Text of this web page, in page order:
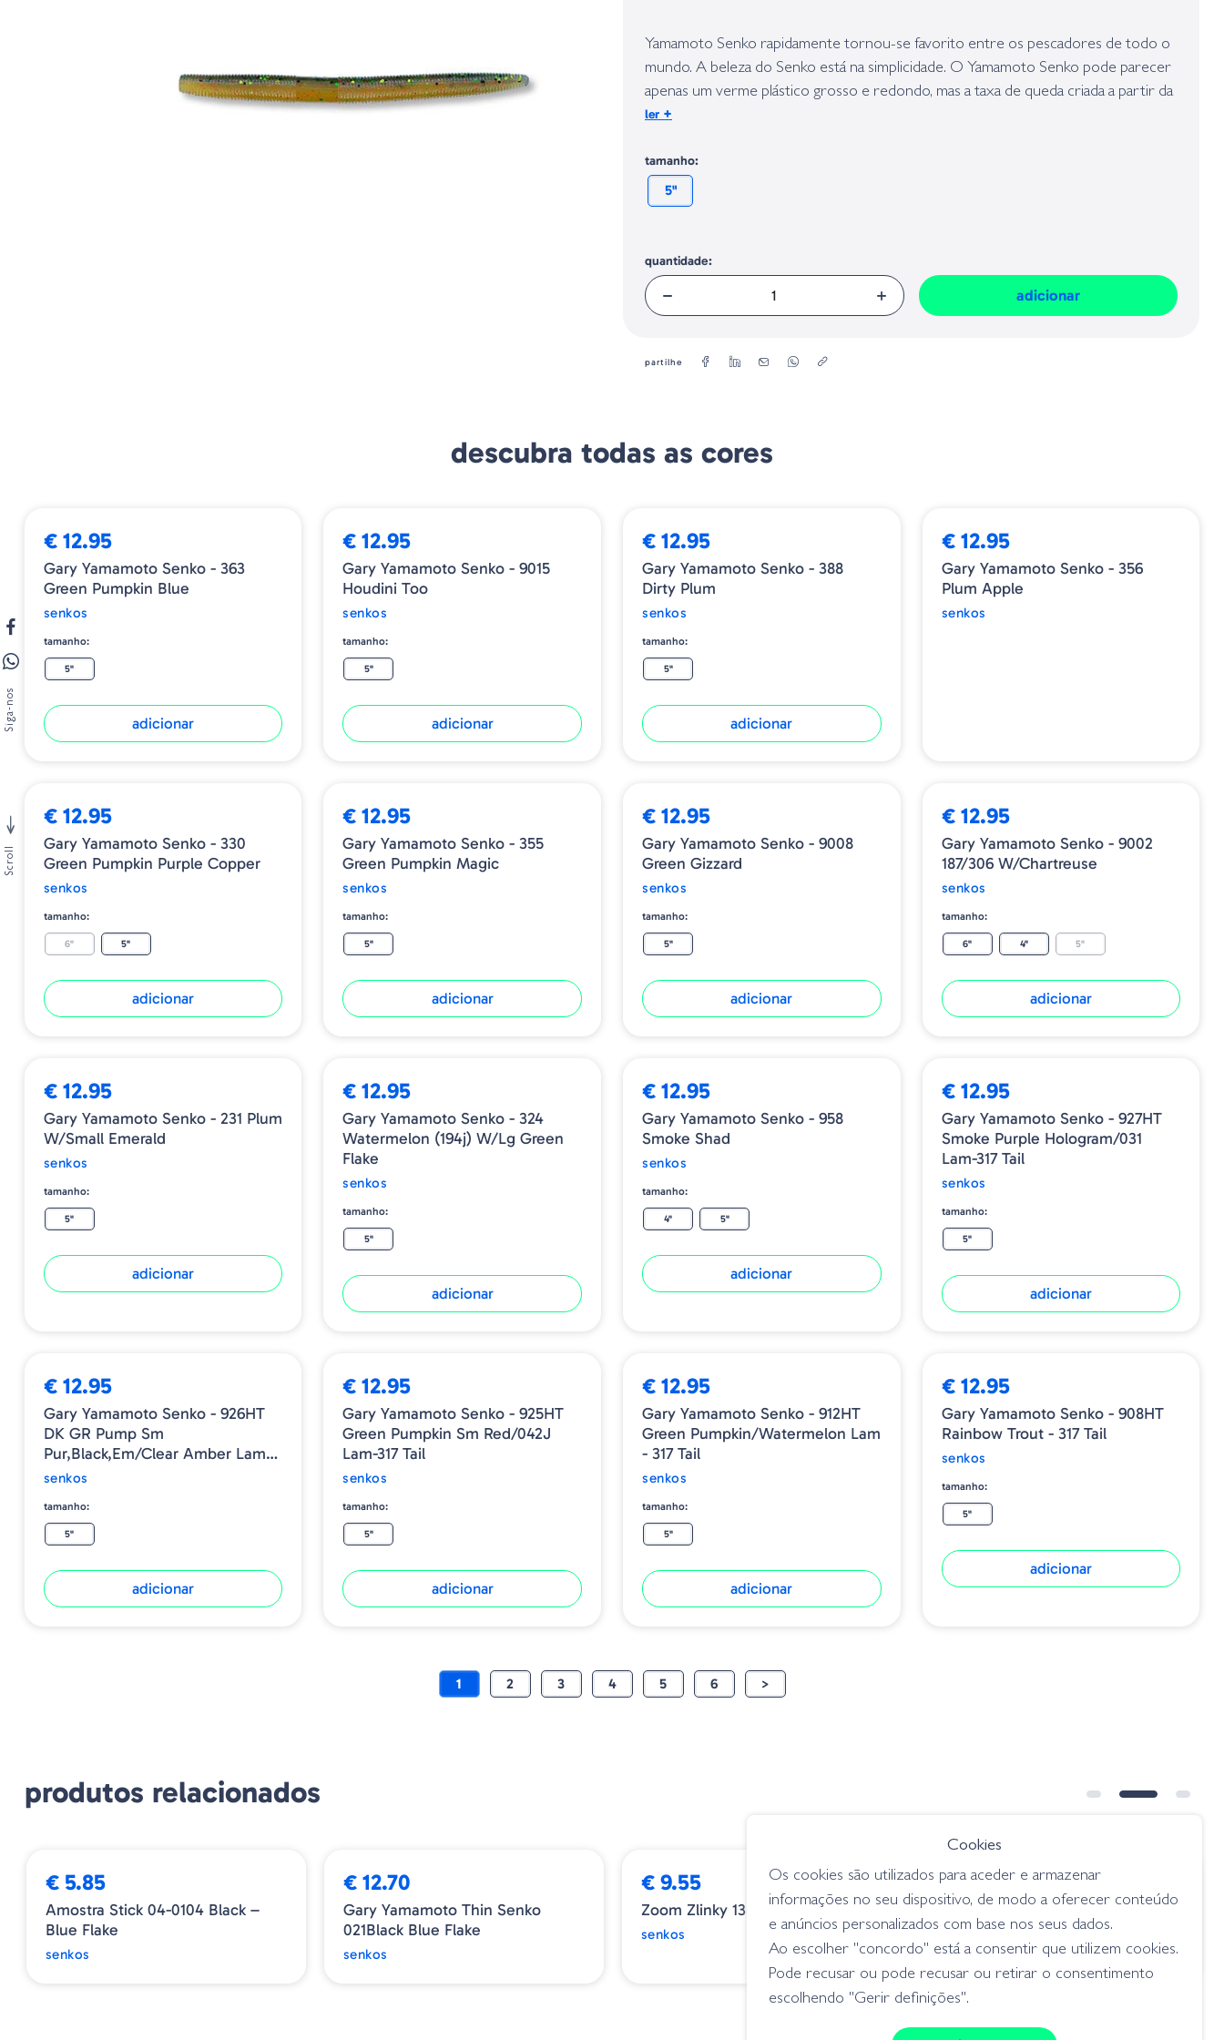
Yamamoto Senko rapidamente tornou-se favorito entre os pescadores de todo o
mundo. A beleza do Senko está na simplicidade. O Yamamoto Senko pode parecer
apenas um verme plástico grosso e redondo, mas a taxa de queda criada a partir da
grande quantidade de sal impregnado no corpo deixa os peixes loucos.
ler +
tamanho:
5"
quantidade:
adicionar
partilhe
descubra todas as cores
€ 12.95
Gary Yamamoto Senko - 363
Green Pumpkin Blue
senkos
tamanho:
5"
adicionar
€ 12.95
Gary Yamamoto Senko - 9015
Houdini Too
senkos
tamanho:
5"
adicionar
€ 12.95
Gary Yamamoto Senko - 388
Dirty Plum
senkos
tamanho:
5"
adicionar
€ 12.95
Gary Yamamoto Senko - 356
Plum Apple
senkos
€ 12.95
Gary Yamamoto Senko - 330
Green Pumpkin Purple Copper
senkos
tamanho:
6" 5"
adicionar
€ 12.95
Gary Yamamoto Senko - 355
Green Pumpkin Magic
senkos
tamanho:
5"
adicionar
€ 12.95
Gary Yamamoto Senko - 9008
Green Gizzard
senkos
tamanho:
5"
adicionar
€ 12.95
Gary Yamamoto Senko - 9002
187/306 W/Chartreuse
senkos
tamanho:
6" 4" 5"
adicionar
€ 12.95
Gary Yamamoto Senko - 231 Plum
W/Small Emerald
senkos
tamanho:
5"
adicionar
€ 12.95
Gary Yamamoto Senko - 324
Watermelon (194j) W/lg Green
Flake
senkos
tamanho:
5"
adicionar
€ 12.95
Gary Yamamoto Senko - 958
Smoke Shad
senkos
tamanho:
4" 5"
adicionar
€ 12.95
Gary Yamamoto Senko - 927HT
Smoke Purple Hologram/031
Lam-317 Tail
senkos
tamanho:
5"
adicionar
€ 12.95
Gary Yamamoto Senko - 926HT
DK GR Pump Sm
Pur,black,em/Clear Amber Lam-
317 Tail
senkos
tamanho:
5"
adicionar
€ 12.95
Gary Yamamoto Senko - 925HT
Green Pumpkin Sm Red/042J
Lam-317 Tail
senkos
tamanho:
5"
adicionar
€ 12.95
Gary Yamamoto Senko - 912HT
Green Pumpkin/Watermelon Lam
- 317 Tail
senkos
tamanho:
5"
adicionar
€ 12.95
Gary Yamamoto Senko - 908HT
Rainbow Trout - 317 Tail
senkos
tamanho:
5"
adicionar
1 2 3 4 5 6 >
produtos relacionados
€ 5.85
Amostra Stick 04-0104 Black –
Blue Flake
senkos
€ 12.70
Gary Yamamoto Thin Senko
021Black Blue Flake
senkos
€ 9.55
Zoom Zlinky 138-005 June Bug
senkos
€ 5.85
Amostra Stick 04-0201
Watermelon Seed
senkos
Siga-nos
Scroll
Cookies
Os cookies são utilizados para aceder e armazenar
informações no seu dispositivo, de modo a oferecer conteúdo
e anúncios personalizados com base nos seus dados.
Ao escolher "concordo" está a consentir que utilizem cookies.
Pode recusar ou pode recusar ou retirar o consentimento
escolhendo "Gerir definições".